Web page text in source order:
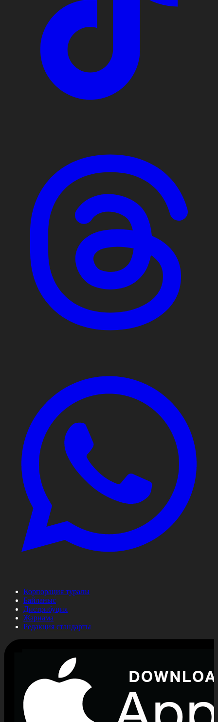
Корпорация туралы
Байланыс
Дистрибуция
Жарнама
Редакция стандарты